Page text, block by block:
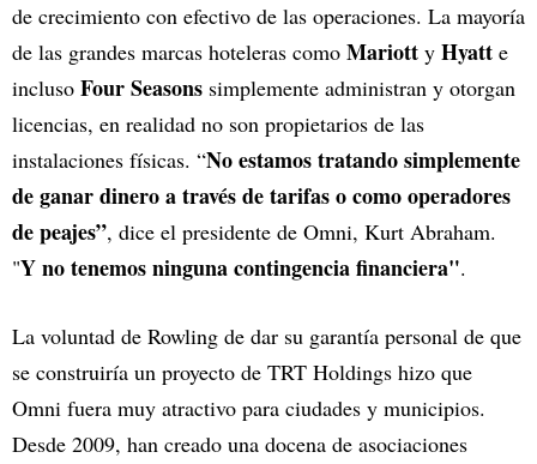
de crecimiento con efectivo de las operaciones. La mayoría
de las grandes marcas hoteleras como Mariott y Hyatt e
incluso Four Seasons simplemente administran y otorgan
licencias, en realidad no son propietarios de las
instalaciones físicas. “No estamos tratando simplemente
de ganar dinero a través de tarifas o como operadores
de peajes”, dice el presidente de Omni, Kurt Abraham.
"Y no tenemos ninguna contingencia financiera".
La voluntad de Rowling de dar su garantía personal de que
se construiría un proyecto de TRT Holdings hizo que
Omni fuera muy atractivo para ciudades y municipios.
Desde 2009, han creado una docena de asociaciones